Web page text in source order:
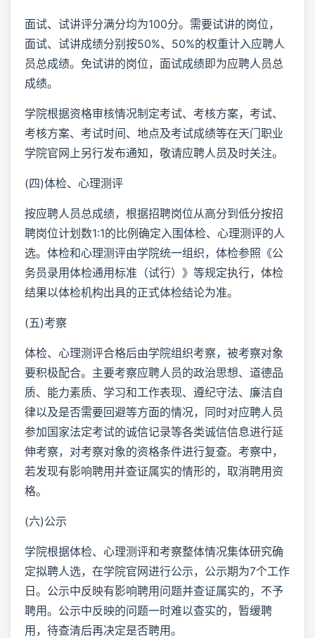
面试、试讲评分满分均为100分。需要试讲的岗位，
面试、试讲成绩分别按50%、50%的权重计入应聘人
员总成绩。免试讲的岗位，面试成绩即为应聘人员总
成绩。
学院根据资格审核情况制定考试、考核方案，考试、
考核方案、考试时间、地点及考试成绩等在天门职业
学院官网上另行发布通知，敬请应聘人员及时关注。
(四)体检、心理测评
按应聘人员总成绩，根据招聘岗位从高分到低分按招
聘岗位计划数1:1的比例确定入围体检、心理测评的人
选。体检和心理测评由学院统一组织，体检参照《公
务员录用体检通用标准（试行）》等规定执行，体检
结果以体检机构出具的正式体检结论为准。
(五)考察
体检、心理测评合格后由学院组织考察，被考察对象
要积极配合。主要考察应聘人员的政治思想、道德品
质、能力素质、学习和工作表现、遵纪守法、廉洁自
律以及是否需要回避等方面的情况，同时对应聘人员
参加国家法定考试的诚信记录等各类诚信信息进行延
伸考察，对考察对象的资格条件进行复查。考察中，
若发现有影响聘用并查证属实的情形的，取消聘用资
格。
(六)公示
学院根据体检、心理测评和考察整体情况集体研究确
定拟聘人选，在学院官网进行公示，公示期为7个工作
日。公示中反映有影响聘用问题并查证属实的，不予
聘用。公示中反映的问题一时难以查实的，暂缓聘
用，待查清后再决定是否聘用。